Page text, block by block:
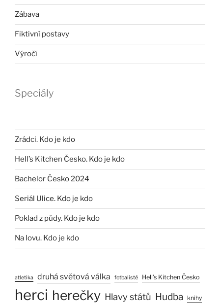
Zábava
Fiktivní postavy
Výročí
Speciály
Zrádci. Kdo je kdo
Hell’s Kitchen Česko. Kdo je kdo
Bachelor Česko 2024
Seriál Ulice. Kdo je kdo
Poklad z půdy. Kdo je kdo
Na lovu. Kdo je kdo
atletika druhá světová válka fotbalisté Hell’s Kitchen Česko
herci herečky Hlavy států Hudba knihy